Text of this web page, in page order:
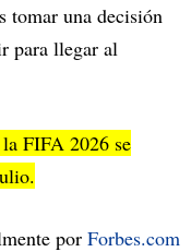
tomar una decisión
para llegar al
FIFA 2026 se
por Forbes.com